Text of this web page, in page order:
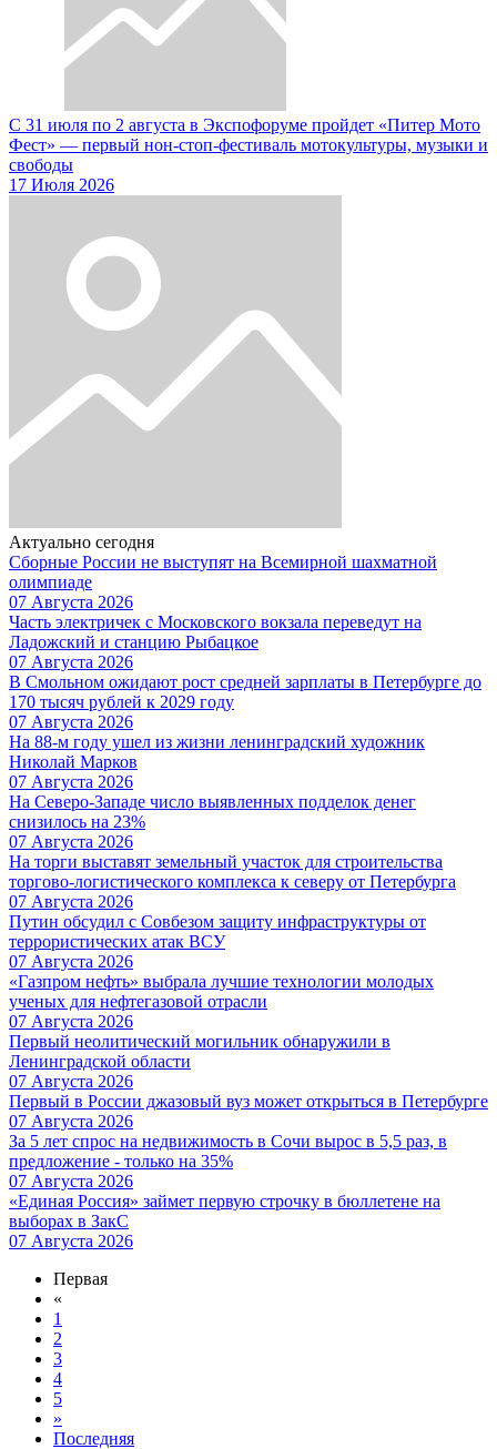
С 31 июля по 2 августа в Экспофоруме пройдет «Питер Мото
Фест» — первый нон-стоп-фестиваль мотокультуры, музыки и
свободы
17 Июля 2026
Актуально сегодня
Сборные России не выступят на Всемирной шахматной
олимпиаде
07 Августа 2026
Часть электричек с Московского вокзала переведут на
Ладожский и станцию Рыбацкое
07 Августа 2026
В Смольном ожидают рост средней зарплаты в Петербурге до
170 тысяч рублей к 2029 году
07 Августа 2026
На 88-м году ушел из жизни ленинградский художник
Николай Марков
07 Августа 2026
На Северо-Западе число выявленных подделок денег
снизилось на 23%
07 Августа 2026
На торги выставят земельный участок для строительства
торгово-логистического комплекса к северу от Петербурга
07 Августа 2026
Путин обсудил с Совбезом защиту инфраструктуры от
террористических атак ВСУ
07 Августа 2026
«Газпром нефть» выбрала лучшие технологии молодых
ученых для нефтегазовой отрасли
07 Августа 2026
Первый неолитический могильник обнаружили в
Ленинградской области
07 Августа 2026
Первый в России джазовый вуз может открыться в Петербурге
07 Августа 2026
За 5 лет спрос на недвижимость в Сочи вырос в 5,5 раз, в
предложение - только на 35%
07 Августа 2026
«Единая Россия» займет первую строчку в бюллетене на
выборах в ЗакС
07 Августа 2026
Первая
«
1
2
3
4
5
»
Последняя